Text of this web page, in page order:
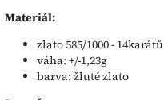
Materiál:
zlato 585/1000 - 14karátů
váha: +/-1,23g
barva: žluté zlato